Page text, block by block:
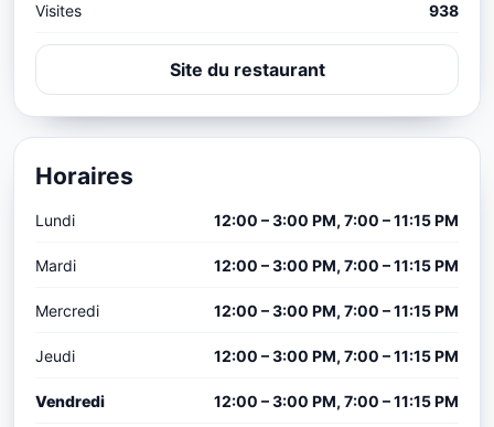
Visites 938
Site du restaurant
Horaires
Lundi 12:00 – 3:00 PM, 7:00 – 11:15 PM
Mardi 12:00 – 3:00 PM, 7:00 – 11:15 PM
Mercredi 12:00 – 3:00 PM, 7:00 – 11:15 PM
Jeudi 12:00 – 3:00 PM, 7:00 – 11:15 PM
Vendredi 12:00 – 3:00 PM, 7:00 – 11:15 PM